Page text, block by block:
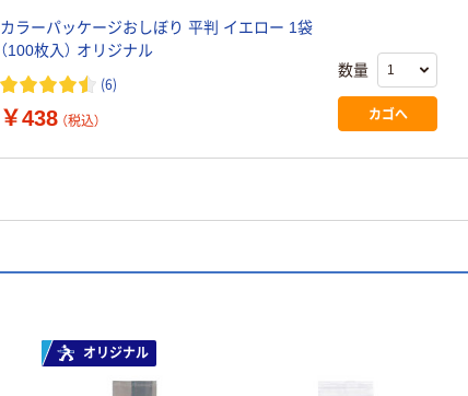
カラーパッケージおしぼり 平判 イエロー 1袋
（100枚入） オリジナル
(6)
￥438 （税込）
数量
カゴへ
オリジナル